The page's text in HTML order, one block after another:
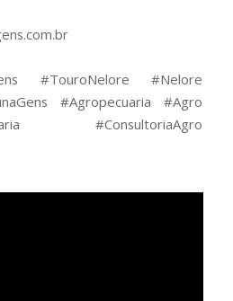
#TouroNelore #Nelore
#Agropecuaria #Agro
#ConsultoriaAgro